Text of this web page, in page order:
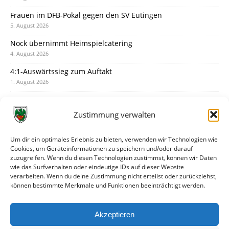
Zustimmung verwalten
Um dir ein optimales Erlebnis zu bieten, verwenden wir Technologien wie
Cookies, um Geräteinformationen zu speichern und/oder darauf
zuzugreifen. Wenn du diesen Technologien zustimmst, können wir Daten
wie das Surfverhalten oder eindeutige IDs auf dieser Website
verarbeiten. Wenn du deine Zustimmung nicht erteilst oder zurückziehst,
können bestimmte Merkmale und Funktionen beeinträchtigt werden.
Akzeptieren
Frauen im DFB-Pokal gegen den SV Eutingen
5. August 2026
Nock übernimmt Heimspielcatering
4. August 2026
4:1-Auswärtssieg zum Auftakt
1. August 2026
31. Juli 2026
30. Juli 2026
Deine Spielminute: 89+1
28. Juli 2026
Neuer Rückensponsor
Neue Podcast-Folge: So tickt Björn!
27. Juli 2026